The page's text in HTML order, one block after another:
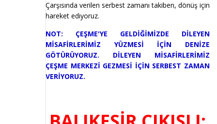
Çarşısında verilen serbest zamanı takiben, dönüş için
hareket ediyoruz.
NOT: ÇEŞME'YE GELDİĞİMİZDE DİLEYEN
MİSAFİRLERİMİZ YÜZMESİ İÇİN DENİZE
GÖTÜRÜYORUZ. DİLEYEN MİSAFİRLERİMİZ
ÇEŞME MERKEZİ GEZMESİ İÇİN SERBEST ZAMAN
VERİYORUZ.